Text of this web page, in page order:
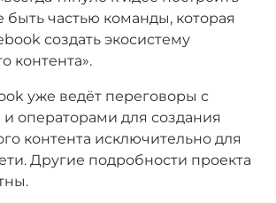
быть частью команды, которая
создать экосистему
контента».
уже ведёт переговоры с
операторами для создания
контента исключительно для
Другие подробности проекта